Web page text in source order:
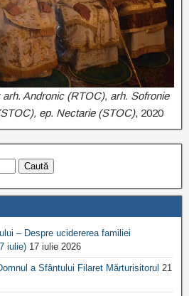
Andronic (RTOC), arh. Sofronie
ep. Nectarie (STOC), 2020
– Despre ucidererea familiei
iulie) 17 iulie 2026
a Sfântului Filaret Mărturisitorul 21